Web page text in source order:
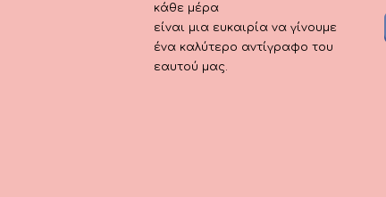
κάθε μέρα
είναι μια ευκαιρία να γίνουμε
ένα καλύτερο αντίγραφο του
εαυτού μας.